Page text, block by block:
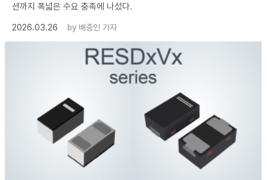
션까지 폭넓은 수요 충족에 나섰다.
2026.03.26
by 배종인 기자